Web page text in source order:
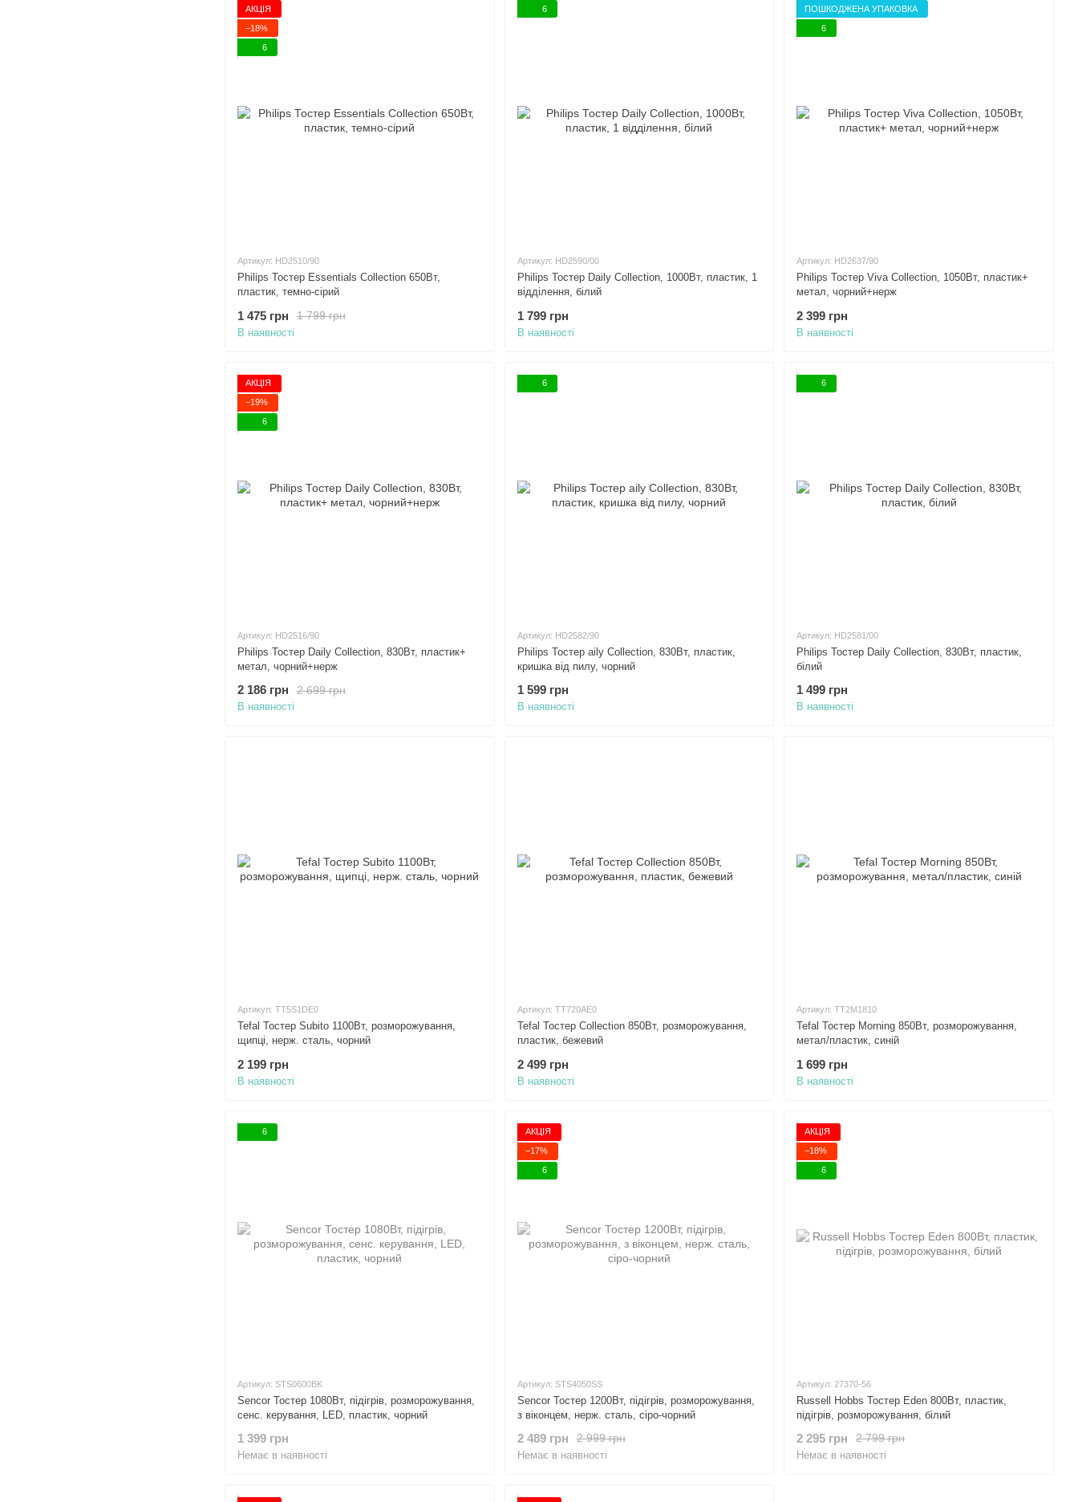
АКЦІЯ
−18%
6
Артикул: HD2510/90
Philips Тостер Essentials Collection 650Вт,
пластик, темно-сірий
1 799 грн
1 475 грн
В наявності
6
Артикул: HD2590/00
Philips Тостер Daily Collection, 1000Вт, пластик, 1
відділення, білий
1 799 грн
В наявності
ПОШКОДЖЕНА УПАКОВКА
6
Артикул: HD2637/90
Philips Тостер Viva Collection, 1050Вт, пластик+
метал, чорний+нерж
2 399 грн
В наявності
АКЦІЯ
−19%
6
Артикул: HD2516/90
Philips Тостер Daily Collection, 830Вт, пластик+
метал, чорний+нерж
2 699 грн
2 186 грн
В наявності
6
Артикул: HD2582/90
Philips Тостер aily Collection, 830Вт, пластик,
кришка від пилу, чорний
1 599 грн
В наявності
6
Артикул: HD2581/00
Philips Тостер Daily Collection, 830Вт, пластик,
білий
1 499 грн
В наявності
Артикул: TT5S1DE0
Tefal Тостер Subito 1100Вт, розморожування,
щипці, нерж. сталь, чорний
2 199 грн
В наявності
Артикул: TT720AE0
Tefal Тостер Collection 850Вт, розморожування,
пластик, бежевий
2 499 грн
В наявності
Артикул: TT2M1810
Tefal Тостер Morning 850Вт, розморожування,
метал/пластик, синій
1 699 грн
В наявності
6
Артикул: STS0600BK
Sencor Тостер 1080Вт, підігрів, розморожування,
сенс. керування, LED, пластик, чорний
1 399 грн
Немає в наявності
АКЦІЯ
−17%
6
Артикул: STS4050SS
Sencor Тостер 1200Вт, підігрів, розморожування,
з віконцем, нерж. сталь, сіро-чорний
2 999 грн
2 489 грн
Немає в наявності
АКЦІЯ
−18%
6
Артикул: 27370-56
Russell Hobbs Тостер Eden 800Вт, пластик,
підігрів, розморожування, білий
2 799 грн
2 295 грн
Немає в наявності